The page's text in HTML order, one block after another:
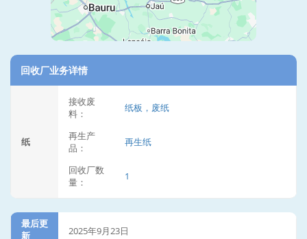
回收厂业务详情
纸
接收废
料：
纸板，废纸
再生产
品：
再生纸
回收厂数
量：
1
最后更
新
2025年9月23日